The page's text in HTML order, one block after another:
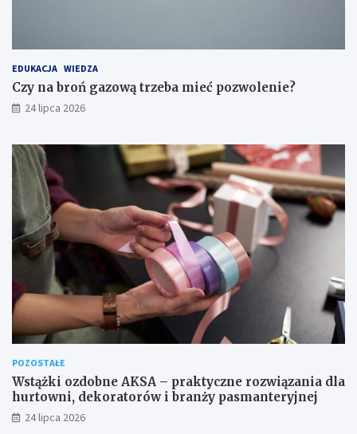
EDUKACJA WIEDZA
Czy na broń gazową trzeba mieć pozwolenie?
24 lipca 2026
POZOSTAŁE
Wstążki ozdobne AKSA – praktyczne rozwiązania dla
hurtowni, dekoratorów i branży pasmanteryjnej
24 lipca 2026